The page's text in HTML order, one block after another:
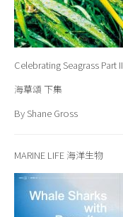
Celebrating Seagrass Part II
海草頌 下集
By Shane Gross
MARINE LIFE 海洋生物